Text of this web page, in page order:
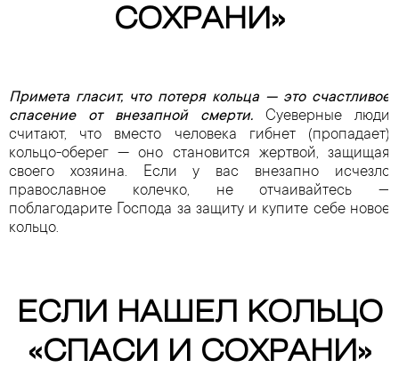
СОХРАНИ»
Примета гласит, что потеря кольца — это счастливое
спасение от внезапной смерти. Суеверные люди
считают, что вместо человека гибнет (пропадает)
кольцо-оберег — оно становится жертвой, защищая
своего хозяина. Если у вас внезапно исчезло
православное колечко, не отчаивайтесь —
поблагодарите Господа за защиту и купите себе новое
кольцо.
ЕСЛИ НАШЕЛ КОЛЬЦО
«СПАСИ И СОХРАНИ»